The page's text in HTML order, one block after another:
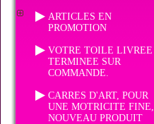
ARTICLES EN
PROMOTION
VOTRE TOILE LIVREE
TERMINEE SUR
COMMANDE.
CARRES D'ART, POUR
UNE MOTRICITE FINE,
NOUVEAU PRODUIT